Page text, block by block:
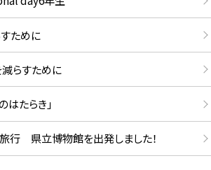
ために
らすために
はたらき」
行 県立博物館を出発しました！